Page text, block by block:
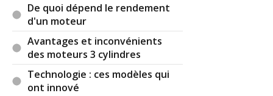
De quoi dépend le rendement
d'un moteur
Avantages et inconvénients
des moteurs 3 cylindres
Technologie : ces modèles qui
ont innové